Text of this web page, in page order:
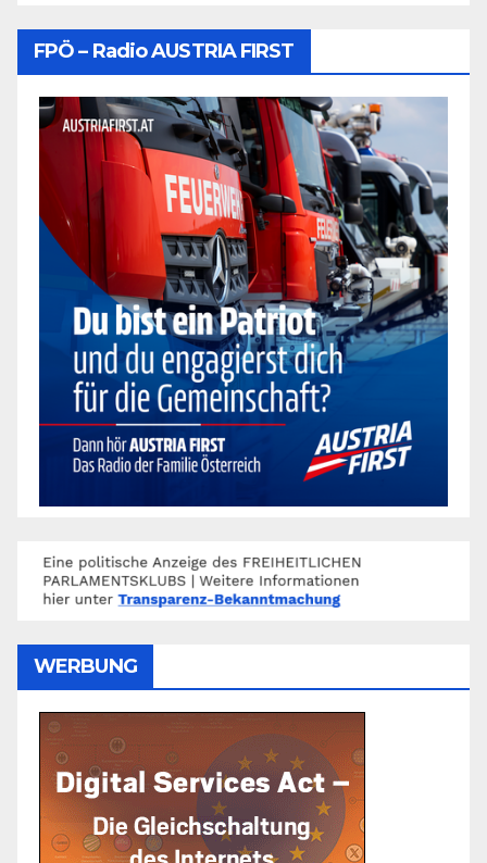
FPÖ – Radio AUSTRIA FIRST
WERBUNG